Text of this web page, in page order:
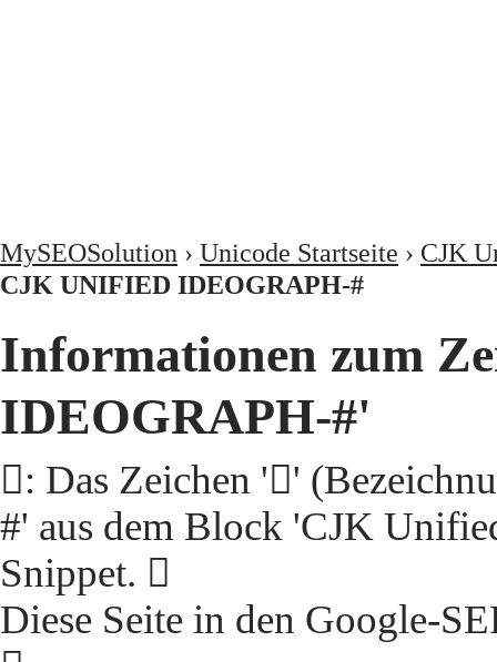
MySEOSolution › Unicode Startseite › CJK
CJK UNIFIED IDEOGRAPH-#
Informationen zum
IDEOGRAPH-#'
𩮿: Das Zeichen '𩮿'
#' aus dem Block 'CJK
Snippet. 𩮿
Diese Seite in den Google-